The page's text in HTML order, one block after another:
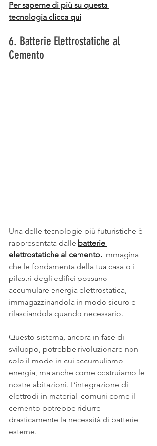
Per saperne di più su questa
tecnologia clicca qui
6. Batterie Elettrostatiche al
Cemento
Una delle tecnologie più futuristiche è
rappresentata dalle batterie
elettrostatiche al cemento. Immagina
che le fondamenta della tua casa o i
pilastri degli edifici possano
accumulare energia elettrostatica,
immagazzinandola in modo sicuro e
rilasciandola quando necessario.
Questo sistema, ancora in fase di
sviluppo, potrebbe rivoluzionare non
solo il modo in cui accumuliamo
energia, ma anche come costruiamo le
nostre abitazioni. L’integrazione di
elettrodi in materiali comuni come il
cemento potrebbe ridurre
drasticamente la necessità di batterie
esterne.